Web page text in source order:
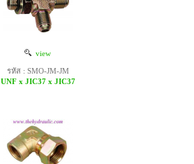
view
รหัส : SMO-JM-JM
UNF x JIC37 x JIC37